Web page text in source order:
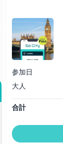
参加日
大人
合計